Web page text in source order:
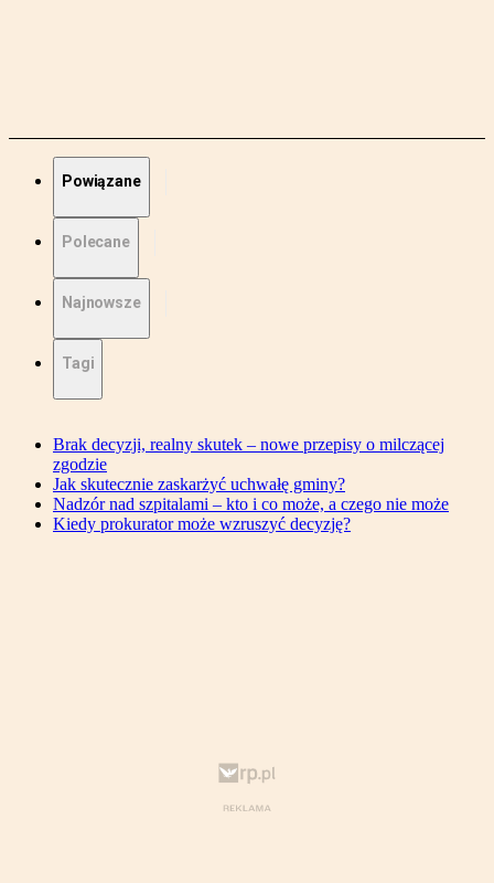
Powiązane
Polecane
Najnowsze
Tagi
Brak decyzji, realny skutek – nowe przepisy o milczącej
zgodzie
Jak skutecznie zaskarżyć uchwałę gminy?
Nadzór nad szpitalami – kto i co może, a czego nie może
Kiedy prokurator może wzruszyć decyzję?